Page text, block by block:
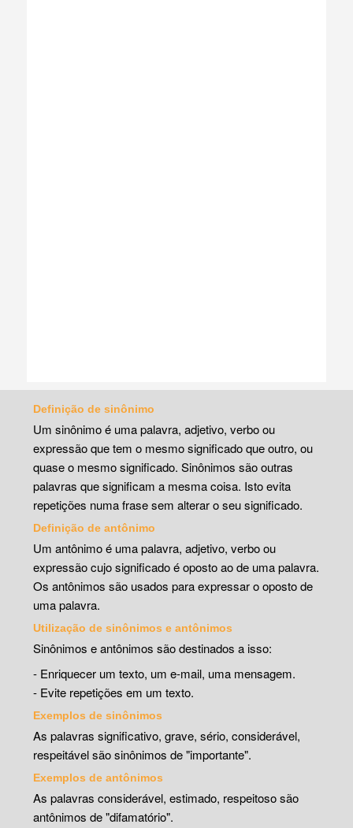
Definição de sinônimo
Um sinônimo é uma palavra, adjetivo, verbo ou
expressão que tem o mesmo significado que outro, ou
quase o mesmo significado. Sinônimos são outras
palavras que significam a mesma coisa. Isto evita
repetições numa frase sem alterar o seu significado.
Definição de antônimo
Um antônimo é uma palavra, adjetivo, verbo ou
expressão cujo significado é oposto ao de uma palavra.
Os antônimos são usados para expressar o oposto de
uma palavra.
Utilização de sinônimos e antônimos
Sinônimos e antônimos são destinados a isso:
- Enriquecer um texto, um e-mail, uma mensagem.
- Evite repetições em um texto.
Exemplos de sinônimos
As palavras significativo, grave, sério, considerável,
respeitável são sinônimos de "importante".
Exemplos de antônimos
As palavras considerável, estimado, respeitoso são
antônimos de "difamatório".